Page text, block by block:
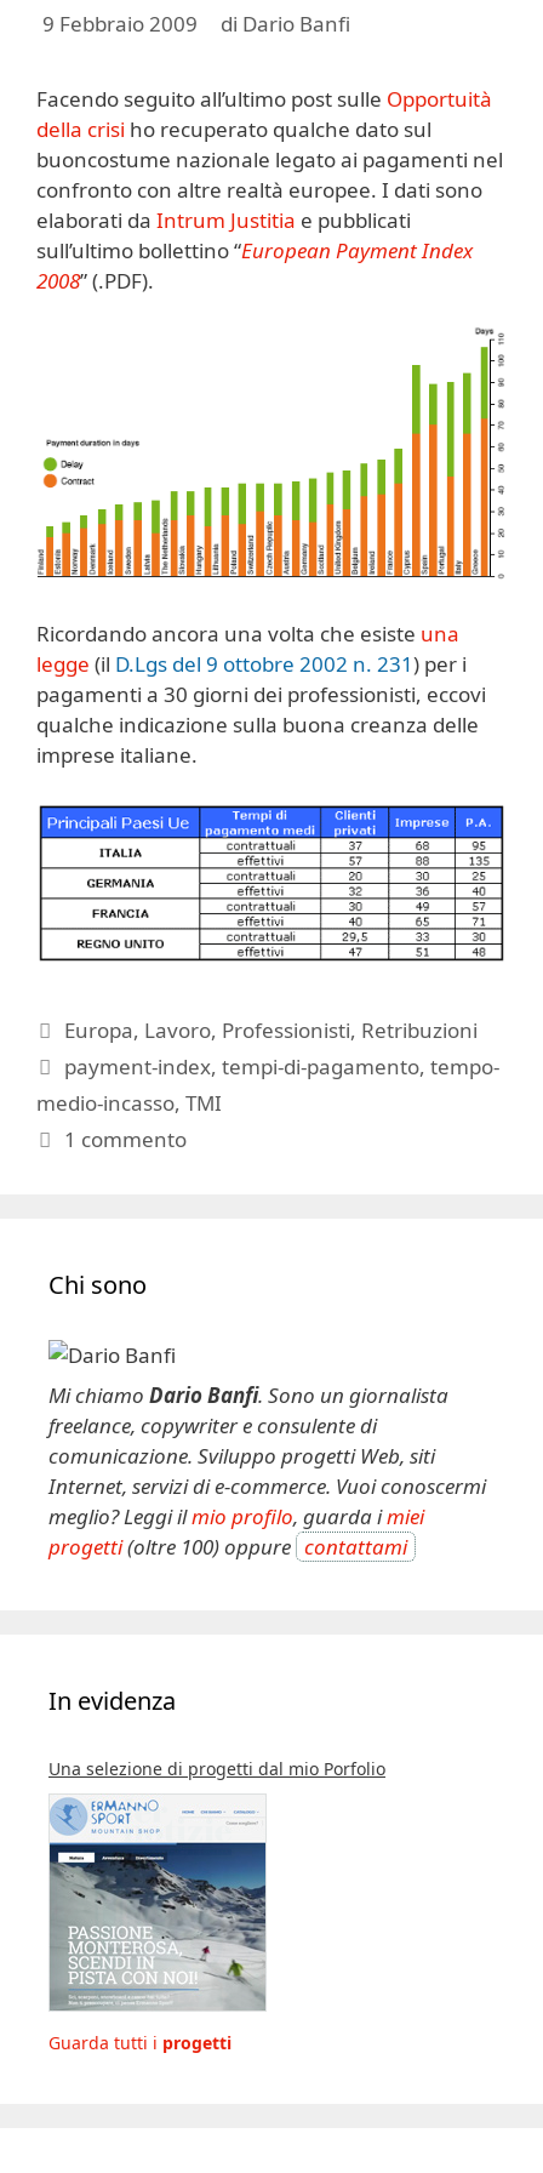
9 Febbraio 2009 di Dario Banfi
Facendo seguito all’ultimo post sulle Opportuità
della crisi ho recuperato qualche dato sul
buoncostume nazionale legato ai pagamenti nel
confronto con altre realtà europee. I dati sono
elaborati da Intrum Justitia e pubblicati
sull’ultimo bollettino “European Payment Index
2008” (.PDF).
Ricordando ancora una volta che esiste una
legge (il D.Lgs del 9 ottobre 2002 n. 231) per i
pagamenti a 30 giorni dei professionisti, eccovi
qualche indicazione sulla buona creanza delle
imprese italiane.
Categorie
Europa, Lavoro, Professionisti, Retribuzioni
Tag
payment-index,tempi-di-pagamento,tempo-
medio-incasso, TMI
1 commento
Chi sono
Mi chiamo Dario Banfi. Sono un giornalista
freelance, copywriter e consulente di
comunicazione. Sviluppo progetti Web, siti
Internet, servizi di e-commerce. Vuoi conoscermi
meglio? Leggi ilmio profilo, guarda imiei
progetti(oltre 100) oppure contattami
In evidenza
Una selezione di progetti dal mio Porfolio
Guarda tutti i progetti